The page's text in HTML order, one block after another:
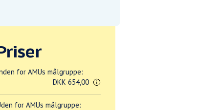
for AMUs målgruppe:
DKK 654,00
for AMUs målgruppe: